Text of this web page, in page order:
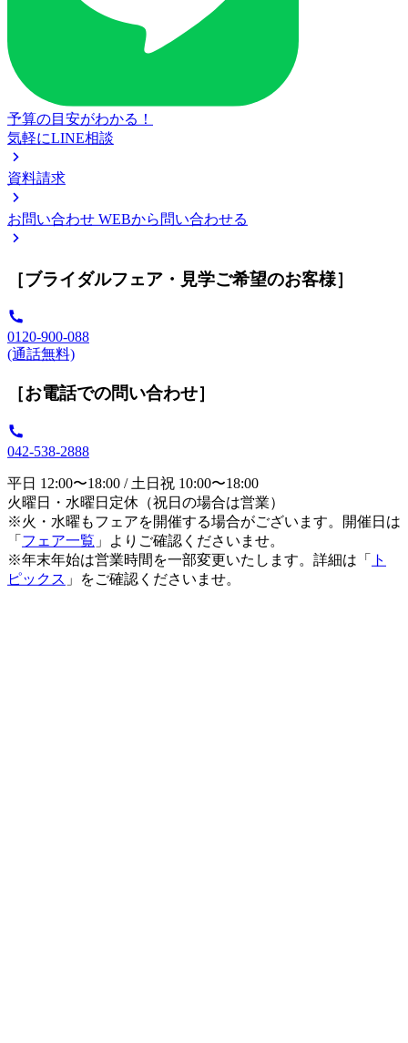
予算の目安がわかる！
気軽にLINE相談
資料請求
お問い合わせ WEBから問い合わせる
［ブライダルフェア・見学ご希望のお客様］
0120-900-088
(通話無料)
［お電話での問い合わせ］
042-538-2888
平日 12:00〜18:00 / 土日祝 10:00〜18:00
火曜日・水曜日定休（祝日の場合は営業）
※火・水曜もフェアを開催する場合がございます。開催日は
「 フェア一覧 」よりご確認くださいませ。
※年末年始は営業時間を一部変更いたします。詳細は「
ト
ピックス 」をご確認くださいませ。